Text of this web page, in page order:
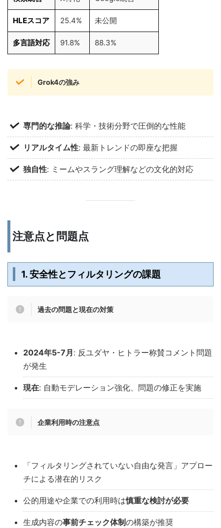
HLEスコア 25.4% 未公開
多言語対応 91.8% 88.3%
Grok4の強み
専門的な推論: 科学・技術分野で圧倒的な性能
リアルタイム性: 最新トレンドの即座な把握
独自性: ミームやスラング理解などの文化的対応
注意点と問題点
1. 安全性とフィルタリングの課題
過去の問題と現在の対策
2024年5-7月 : 反ユダヤ・ヒトラー称賛コメント問題
が発生
現在: 自動モデレーション強化、問題の修正を実施
企業利用時の注意点
「フィルタリングされていない自由な発言」アプロー
チによる潜在的リスク
公的用途や企業での利用時は慎重な検討が必要
生成内容の事前チェック体制の構築が推奨